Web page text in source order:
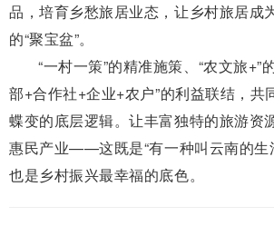
品，培育乡愁旅居业态，让乡村旅居成
的“聚宝盆”。
“一村一策”的精准施策、“农文旅+”
部+合作社+企业+农户”的利益联结，共
蝶变的底层逻辑。让丰富独特的旅游资
惠民产业——这既是“有一种叫云南的生
也是乡村振兴最幸福的底色。